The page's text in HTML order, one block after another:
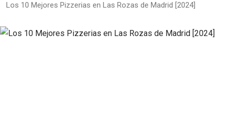
Los 10 Mejores Pizzerias en Las Rozas de Madrid [2024]